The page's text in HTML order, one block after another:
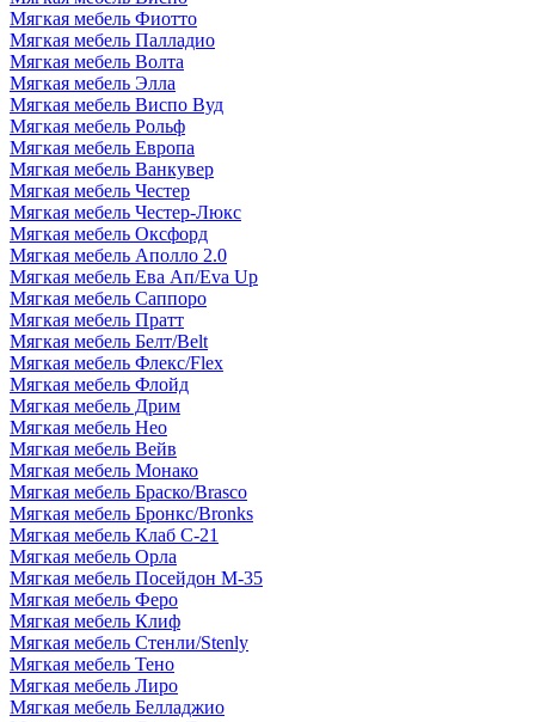
Мягкая мебель Фиотто
Мягкая мебель Палладио
Мягкая мебель Волта
Мягкая мебель Элла
Мягкая мебель Виспо Вуд
Мягкая мебель Рольф
Мягкая мебель Европа
Мягкая мебель Ванкувер
Мягкая мебель Честер
Мягкая мебель Честер-Люкс
Мягкая мебель Оксфорд
Мягкая мебель Аполло 2.0
Мягкая мебель Ева Ап/Eva Up
Мягкая мебель Саппоро
Мягкая мебель Пратт
Мягкая мебель Белт/Belt
Мягкая мебель Флекс/Flex
Мягкая мебель Флойд
Мягкая мебель Дрим
Мягкая мебель Нео
Мягкая мебель Вейв
Мягкая мебель Монако
Мягкая мебель Браско/Brasco
Мягкая мебель Бронкс/Bronks
Мягкая мебель Клаб С-21
Мягкая мебель Орла
Мягкая мебель Посейдон М-35
Мягкая мебель Феро
Мягкая мебель Клиф
Мягкая мебель Стенли/Stenly
Мягкая мебель Тено
Мягкая мебель Лиро
Мягкая мебель Белладжио